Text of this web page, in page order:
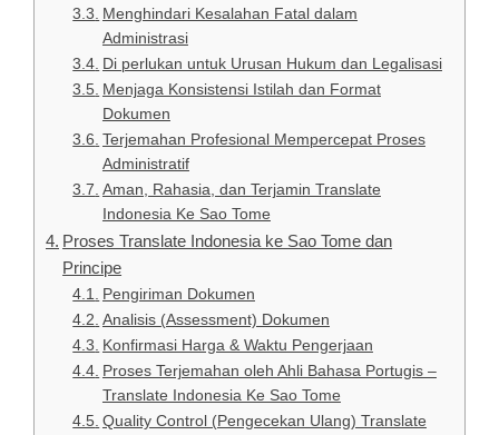
Menghindari Kesalahan Fatal dalam
Administrasi
Di perlukan untuk Urusan Hukum dan Legalisasi
Menjaga Konsistensi Istilah dan Format
Dokumen
Terjemahan Profesional Mempercepat Proses
Administratif
Aman, Rahasia, dan Terjamin Translate
Indonesia Ke Sao Tome
Proses Translate Indonesia ke Sao Tome dan
Principe
Pengiriman Dokumen
Analisis (Assessment) Dokumen
Konfirmasi Harga & Waktu Pengerjaan
Proses Terjemahan oleh Ahli Bahasa Portugis –
Translate Indonesia Ke Sao Tome
Quality Control (Pengecekan Ulang) Translate